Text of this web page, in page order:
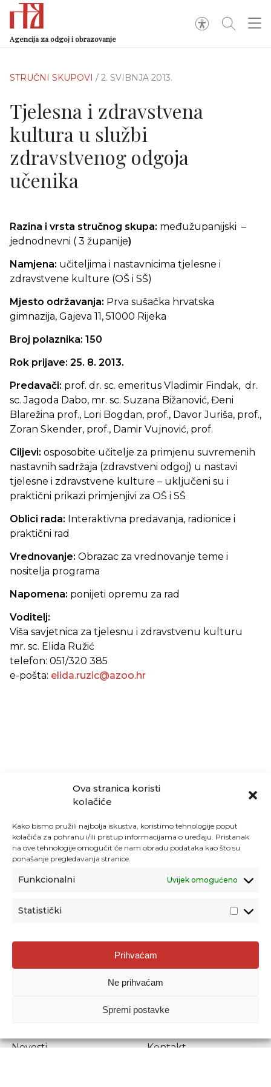
Ova stranica koristi
kolačiće
Kako bismo pružili najbolja iskustva, koristimo tehnologije poput
kolačića za pohranu i/ili pristup informacijama o uređaju. Pristanak
na ove tehnologije omogućit će nam obradu podataka kao što su
ponašanje pregledavanja stranice.
Funkcionalni Uvijek omogućeno
Statistički
Prihvaćam
Ne prihvaćam
Spremi postavke
Agencija za odgoj i obrazovanje
STRUČNI SKUPOVI / 2. SVIBNJA 2013.
Tjelesna i zdravstvena
kultura u službi
zdravstvenog odgoja
učenika
Razina i vrsta stručnog skupa: međužupanijski –
jednodnevni ( 3 županije)
Namjena: učiteljima i nastavnicima tjelesne i
zdravstvene kulture (OŠ i SŠ)
Mjesto održavanja: Prva sušačka hrvatska
gimnazija, Gajeva 11, 51000 Rijeka
Broj polaznika: 150
Rok prijave: 25. 8. 2013.
Predavači: prof. dr. sc. emeritus Vladimir Findak, dr.
sc. Jagoda Dabo, mr. sc. Suzana Bižanović, Đeni
Blarežina prof., Lori Bogdan, prof., Davor Juriša, prof.,
Zoran Skender, prof., Damir Vujnović, prof.
Ciljevi: osposobite učitelje za primjenu suvremenih
nastavnih sadržaja (zdravstveni odgoj) u nastavi
tjelesne i zdravstvene kulture – uključeni su i
praktični prikazi primjenjivi za OŠ i SŠ
Oblici rada: Interaktivna predavanja, radionice i
praktični rad
Vrednovanje: Obrazac za vrednovanje teme i
nositelja programa
Napomena: ponijeti opremu za rad
Voditelj:
Viša savjetnica za tjelesnu i zdravstvenu kulturu
mr. sc. Elida Ružić
telefon: 051/320 385
e-pošta: elida.ruzic@azoo.hr
Agencija za odgoj i obrazovanje
Donje Svetice 38, 10000 Zagreb
1778129
Prenošenje sadržaja dopušteno je uz navođenje izvora.
Novosti
Kontakt